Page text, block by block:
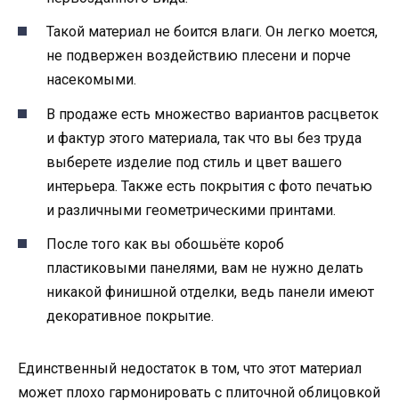
Такой материал не боится влаги. Он легко моется,
не подвержен воздействию плесени и порче
насекомыми.
В продаже есть множество вариантов расцветок
и фактур этого материала, так что вы без труда
выберете изделие под стиль и цвет вашего
интерьера. Также есть покрытия с фото печатью
и различными геометрическими принтами.
После того как вы обошьёте короб
пластиковыми панелями, вам не нужно делать
никакой финишной отделки, ведь панели имеют
декоративное покрытие.
Единственный недостаток в том, что этот материал
может плохо гармонировать с плиточной облицовкой